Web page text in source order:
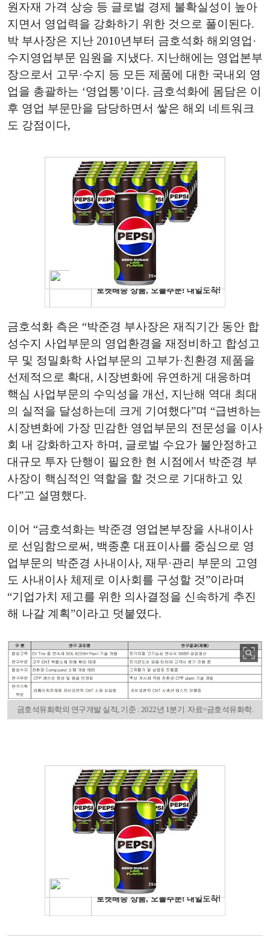
원자재 가격 상승 등 글로벌 경제 불확실성이 높아
지면서 영업력을 강화하기 위한 것으로 풀이된다.
박 부사장은 지난 2010년부터 금호석화 해외영업·
수지영업부문 임원을 지냈다. 지난해에는 영업본부
장으로서 고무·수지 등 모든 제품에 대한 국내외 영
업을 총괄하는 ‘영업통’이다. 금호석화에 몸담은 이
후 영업 부문만을 담당하면서 쌓은 해외 네트워크
도 강점이다,
금호석화 측은 “박준경 부사장은 재직기간 동안 합
성수지 사업부문의 영업환경을 재정비하고 합성고
무 및 정밀화학 사업부문의 고부가·친환경 제품을
선제적으로 확대, 시장변화에 유연하게 대응하며
핵심 사업부문의 수익성을 개선, 지난해 역대 최대
의 실적을 달성하는데 크게 기여했다”며 “급변하는
시장변화에 가장 민감한 영업부문의 전문성을 이사
회 내 강화하고자 하며, 글로벌 수요가 불안정하고
대규모 투자 단행이 필요한 현 시점에서 박준경 부
사장이 핵심적인 역할을 할 것으로 기대하고 있
다”고 설명했다.
이어 “금호석화는 박준경 영업본부장을 사내이사
로 선임함으로써, 백종훈 대표이사를 중심으로 영
업부문의 박준경 사내이사, 재무·관리 부문의 고영
도 사내이사 체제로 이사회를 구성할 것”이라며
“기업가치 제고를 위한 의사결정을 신속하게 추진
해 나갈 계획”이라고 덧붙였다.
금호석유화학의 연구개발 실적, 기준 : 2022년 1분기. 자료=금호석유화학.